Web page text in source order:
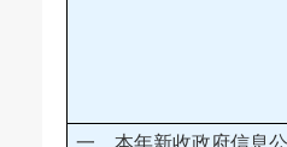
一、本年新收政府信息